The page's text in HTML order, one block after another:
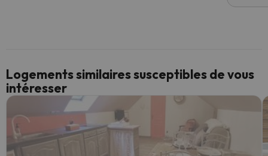
Logements similaires susceptibles de vous
intéresser